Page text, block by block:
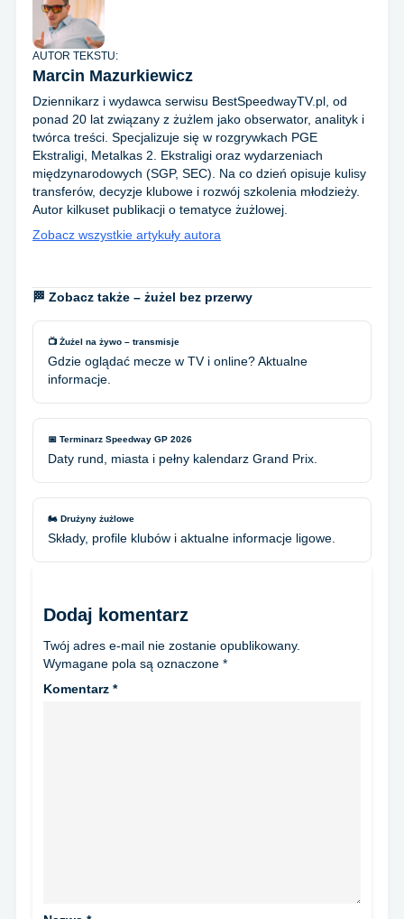
AUTOR TEKSTU:
Marcin Mazurkiewicz
Dziennikarz i wydawca serwisu BestSpeedwayTV.pl, od
ponad 20 lat związany z żużlem jako obserwator, analityk i
twórca treści. Specjalizuje się w rozgrywkach PGE
Ekstraligi, Metalkas 2. Ekstraligi oraz wydarzeniach
międzynarodowych (SGP, SEC). Na co dzień opisuje kulisy
transferów, decyzje klubowe i rozwój szkolenia młodzieży.
Autor kilkuset publikacji o tematyce żużlowej.
Zobacz wszystkie artykuły autora
🏁 Zobacz także – żużel bez przerwy
📺 Żużel na żywo – transmisje
Gdzie oglądać mecze w TV i online? Aktualne
informacje.
📅 Terminarz Speedway GP 2026
Daty rund, miasta i pełny kalendarz Grand Prix.
🏍️ Drużyny żużlowe
Składy, profile klubów i aktualne informacje ligowe.
Dodaj komentarz
Twój adres e-mail nie zostanie opublikowany.
Wymagane pola są oznaczone *
Komentarz *